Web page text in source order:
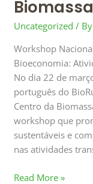
Biomassa
Uncategorized / By
Workshop
Bioeconomia:
No dia 22 de
português do
Centro da
workshop que
sustentáveis e
nas atividades
Read More »